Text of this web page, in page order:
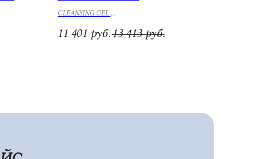
CLEANSING GEL
PEELING Medium
11 401 руб.13 413 руб.